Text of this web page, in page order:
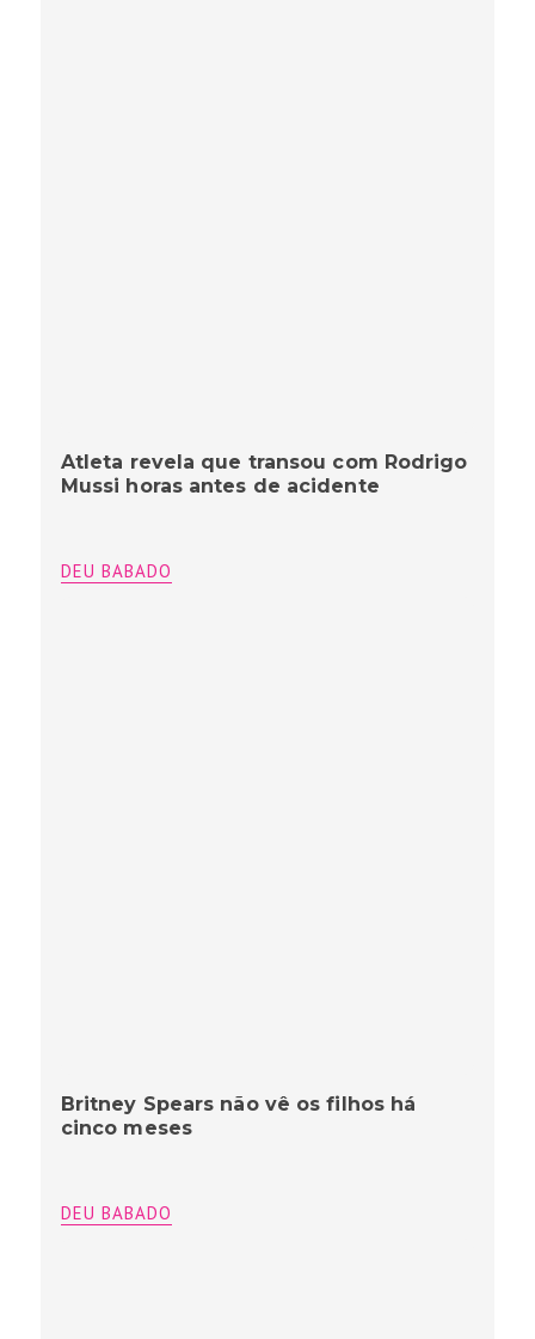
Atleta revela que transou com Rodrigo
Mussi horas antes de acidente
DEU BABADO
Britney Spears não vê os filhos há
cinco meses
DEU BABADO